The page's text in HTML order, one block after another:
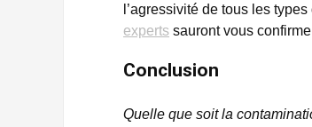
l’agressivité de tous les
experts sauront vous
Conclusion
Quelle que soit la